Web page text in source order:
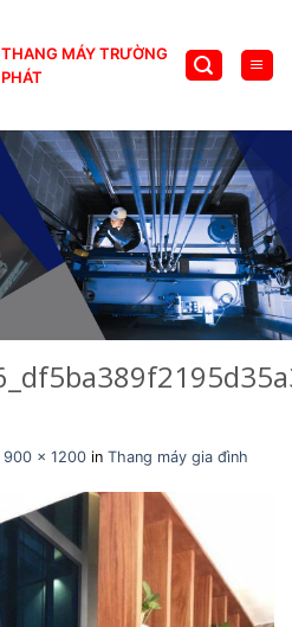
THANG MÁY TRƯỜNG
PHÁT
900 × 1200 in Thang máy gia đình